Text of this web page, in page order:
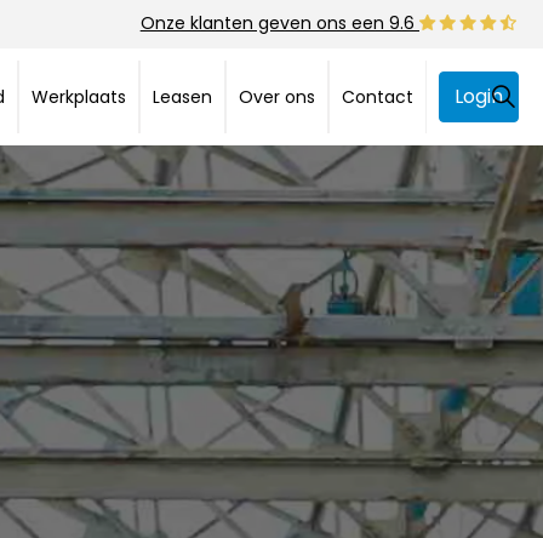
Onze klanten geven ons een 9.6
Werkplaats Leasen Over ons Contact Login